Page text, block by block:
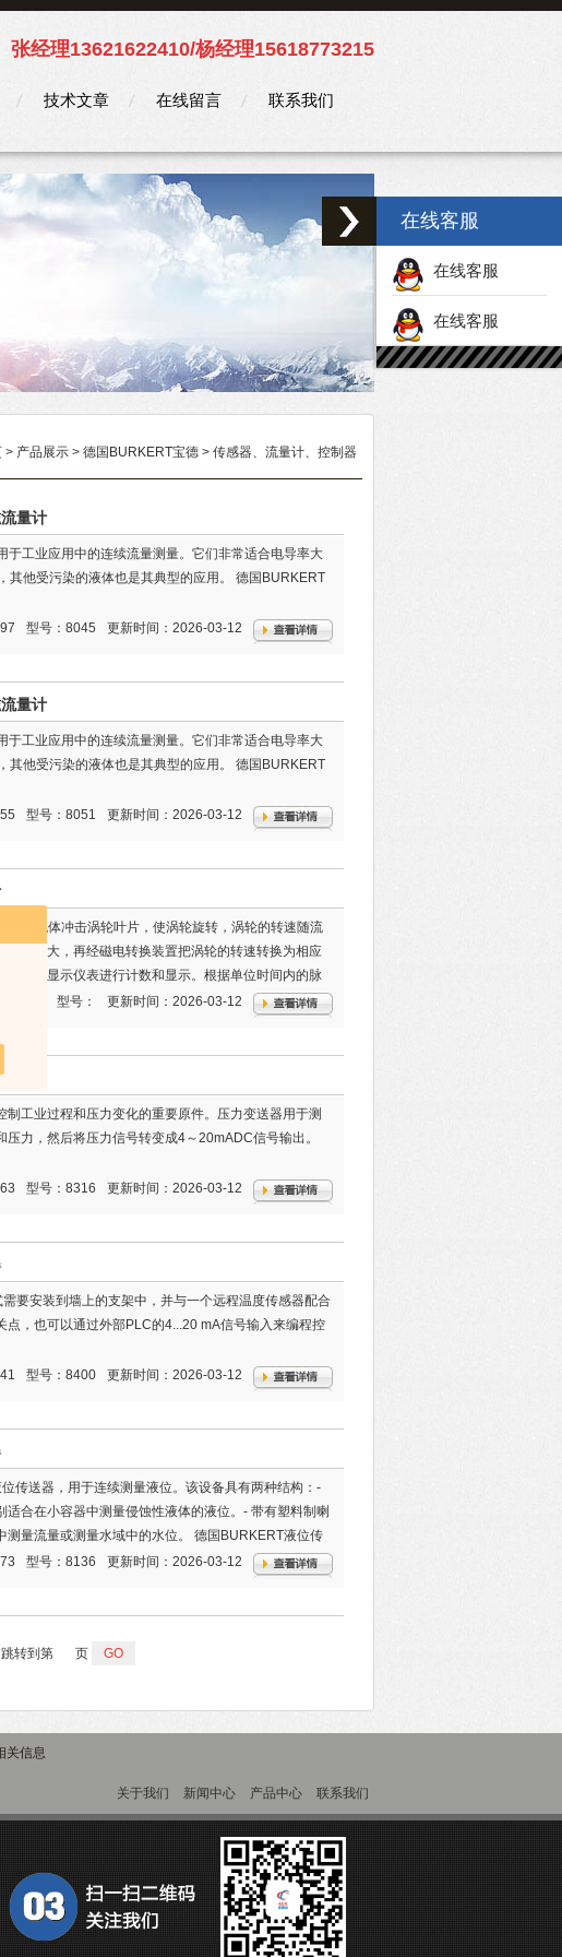
张经理13621622410/杨经理15618773215
技术文章 在线留言 联系我们
> 产品展示 > 德国BURKERT宝德 > 传感器、流量计、控制器
量计
于工业应用中的连续流量测量。它们非常适合电导率大
其他受污染的液体也是其典型的应用。 德国BURKERT
更新时间：2026-03-12
型号：8045
量计
于工业应用中的连续流量测量。它们非常适合电导率大
其他受污染的液体也是其典型的应用。 德国BURKERT
更新时间：2026-03-12
型号：8051
被测流体冲击涡轮叶片，使涡轮旋转，涡轮的转速随流
转速也大，再经磁电转换装置把涡轮的转速转换为相应
，送入显示仪表进行计数和显示。根据单位时间内的脉
和累积流量。
更新时间：2026-03-12
型号：
制工业过程和压力变化的重要原件。压力变送器用于测
力，然后将压力信号转变成4～20mADC信号输出。
更新时间：2026-03-12
型号：8316
要安装到墙上的支架中，并与一个远程温度传感器配合
点，也可以通过外部PLC的4...20 mA信号输入来编程控
更新时间：2026-03-12
型号：8400
传送器，用于连续测量液位。该设备具有两种结构：-
合在小容器中测量侵蚀性液体的液位。- 带有塑料制喇
测量流量或测量水域中的水位。 德国BURKERT液位传
更新时间：2026-03-12
型号：8136
跳转到第 页
关信息
关于我们 新闻中心 产品中心 联系我们
在线客服
在线客服
在线客服